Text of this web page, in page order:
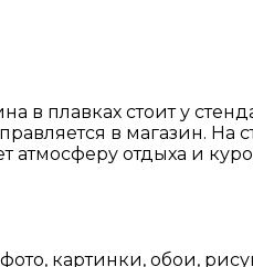
в плавках стоит у
в магазин.
атмосферу отдыха и
картинки, обои,